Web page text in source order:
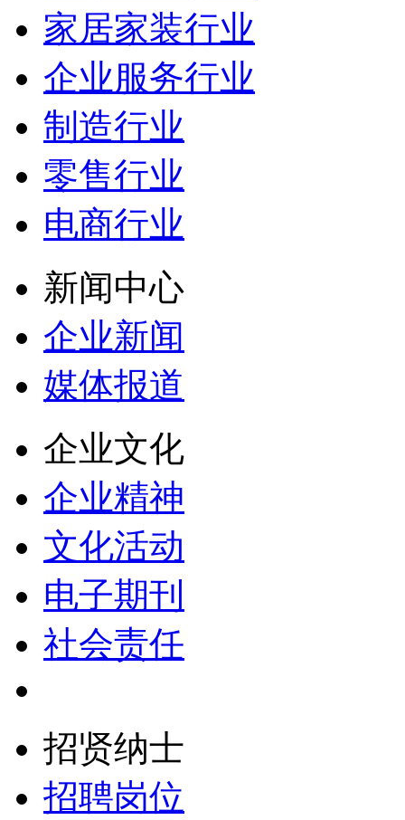
家居家装行业
企业服务行业
制造行业
零售行业
电商行业
新闻中心
企业新闻
媒体报道
企业文化
企业精神
文化活动
电子期刊
社会责任
招贤纳士
招聘岗位